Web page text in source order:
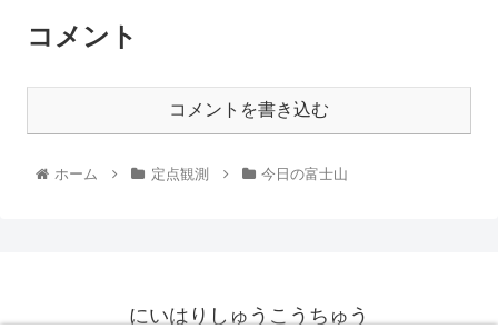
コメント
コメントを書き込む
ホーム 定点観測 今日の富士山
にいはりしゅうこうちゅう